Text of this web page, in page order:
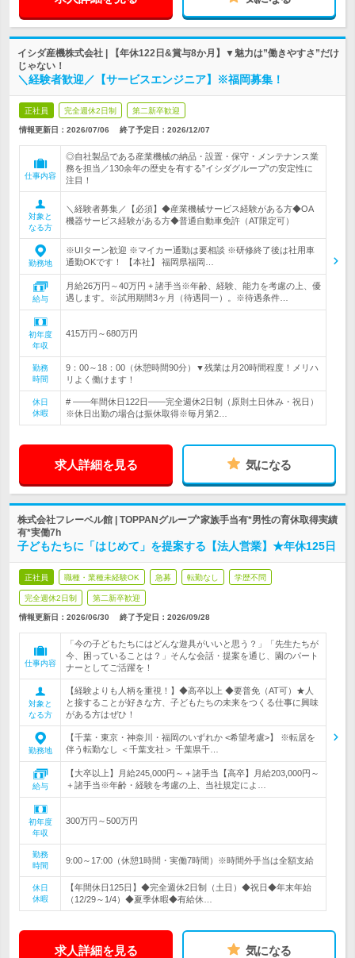
イシダ産機株式会社 | 【年休122日&賞与8か月】▼魅力は”働きやすさ”だけ
じゃない！
＼経験者歓迎／【サービスエンジニア】※福岡募集！
正社員 完全週休2日制 第二新卒歓迎
情報更新日：2026/07/06 終了予定日： 2026/12/07
仕事内容
◎自社製品である産業機械の納品・設置・保守・メンテナンス業
務を担当／130余年の歴史を有する”イシダグループ”の安定性に
注目！
対象と
なる方
＼経験者募集／【必須】◆産業機械サービス経験がある方◆OA
機器サービス経験がある方◆普通自動車免許（AT限定可）
勤務地
※UIターン歓迎 ※マイカー通勤は要相談 ※研修終了後は社用車
通勤OKです！ 【本社】 福岡県福岡…
給与
月給26万円～40万円 + 諸手当※年齢、経験、能力を考慮の上、優
遇します。※試用期間3ヶ月（待遇同一）。※待遇条件…
初年度
年収
415万円～680万円
勤務
時間
9：00～18：00（休憩時間90分）▼残業は月20時間程度！メリハ
リよく働けます！
休日
休暇
# ――年間休日122日――完全週休2日制（原則土日休み・祝日）
※休日出勤の場合は振休取得※毎月第2…
求人詳細を見る 気になる
株式会社フレーベル館 | TOPPANグループ*家族手当有*男性の育休取得実績
有*実働7h
子どもたちに「はじめて」を提案する【法人営業】★年休125日
正社員 職種・業種未経験OK 急募 転勤なし 学歴不問
完全週休2日制 第二新卒歓迎
情報更新日：2026/06/30 終了予定日： 2026/09/28
仕事内容
「今の子どもたちにはどんな遊具がいいと思う？」「先生たちが
今、困っていることは？」そんな会話・提案を通じ、園のパート
ナーとしてご活躍を！
対象と
なる方
【経験よりも人柄を重視！】◆高卒以上 ◆要普免（AT可）★人
と接することが好きな方、子どもたちの未来をつくる仕事に興味
がある方はぜひ！
勤務地
【千葉・東京・神奈川・福岡のいずれか <希望考慮>】 ※転居を
伴う転勤なし ＜千葉支社＞ 千葉県千…
給与
【大卒以上】月給245,000円～＋諸手当【高卒】月給203,000円～
＋諸手当※年齢・経験を考慮の上、当社規定によ…
初年度
年収
300万円～500万円
勤務
時間
9:00～17:00（休憩1時間・実働7時間）※時間外手当は全額支給
休日
休暇
【年間休日125日】◆完全週休2日制（土日）◆祝日◆年末年始
（12/29～1/4）◆夏季休暇◆有給休…
求人詳細を見る 気になる